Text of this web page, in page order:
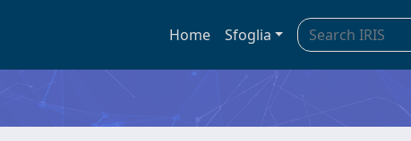
Home Sfoglia